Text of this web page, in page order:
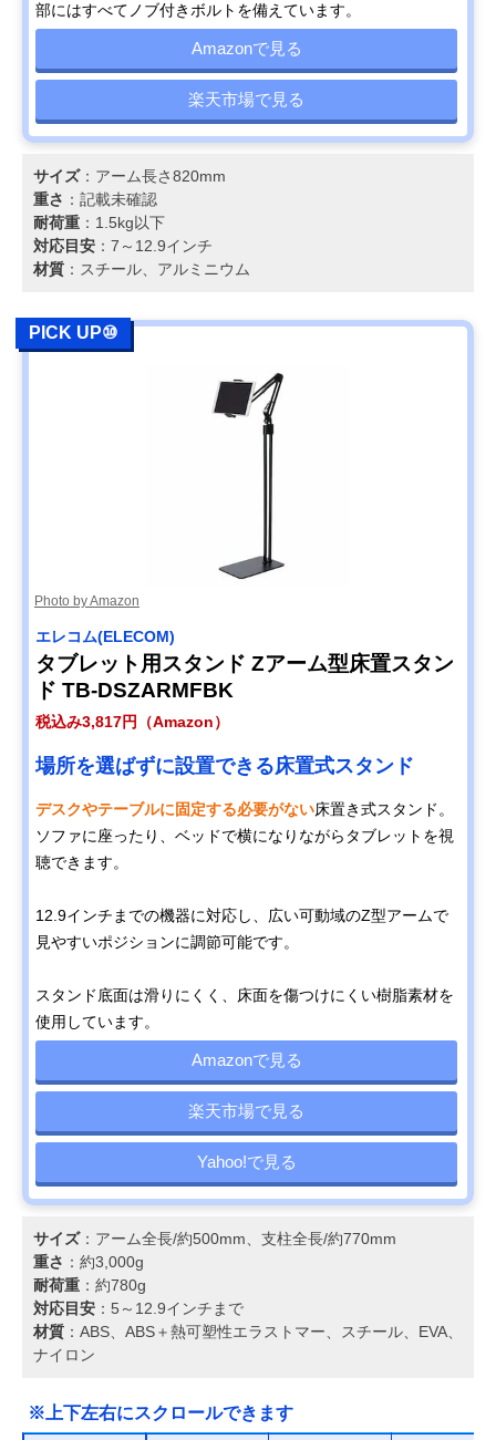
部にはすべてノブ付きボルトを備えています。
Amazonで見る
楽天市場で見る
サイズ：アーム長さ820mm
重さ ：記載未確認
耐荷重 ：1.5kg以下
対応目安 ：7～12.9インチ
材質 ：スチール、アルミニウム
PICK UP⑩
Photo by Amazon
エレコム(ELECOM)
タブレット用スタンド Zアーム型床置スタン
ド TB-DSZARMFBK
税込み3,817円（Amazon）
場所を選ばずに設置できる床置式スタンド
デスクやテーブルに固定する必要がない床置き式スタンド。
ソファに座ったり、ベッドで横になりながらタブレットを視
聴できます。
12.9インチまでの機器に対応し、広い可動域のZ型アームで
見やすいポジションに調節可能です。
スタンド底面は滑りにくく、床面を傷つけにくい樹脂素材を
使用しています。
Amazonで見る
楽天市場で見る
Yahoo!で見る
サイズ：アーム全長/約500mm、支柱全長/約770mm
重さ ：約3,000g
耐荷重 ：約780g
対応目安 ：5～12.9インチまで
材質 ：ABS、ABS＋熱可塑性エラストマー、スチール、EVA、
ナイロン
※上下左右にスクロールできます